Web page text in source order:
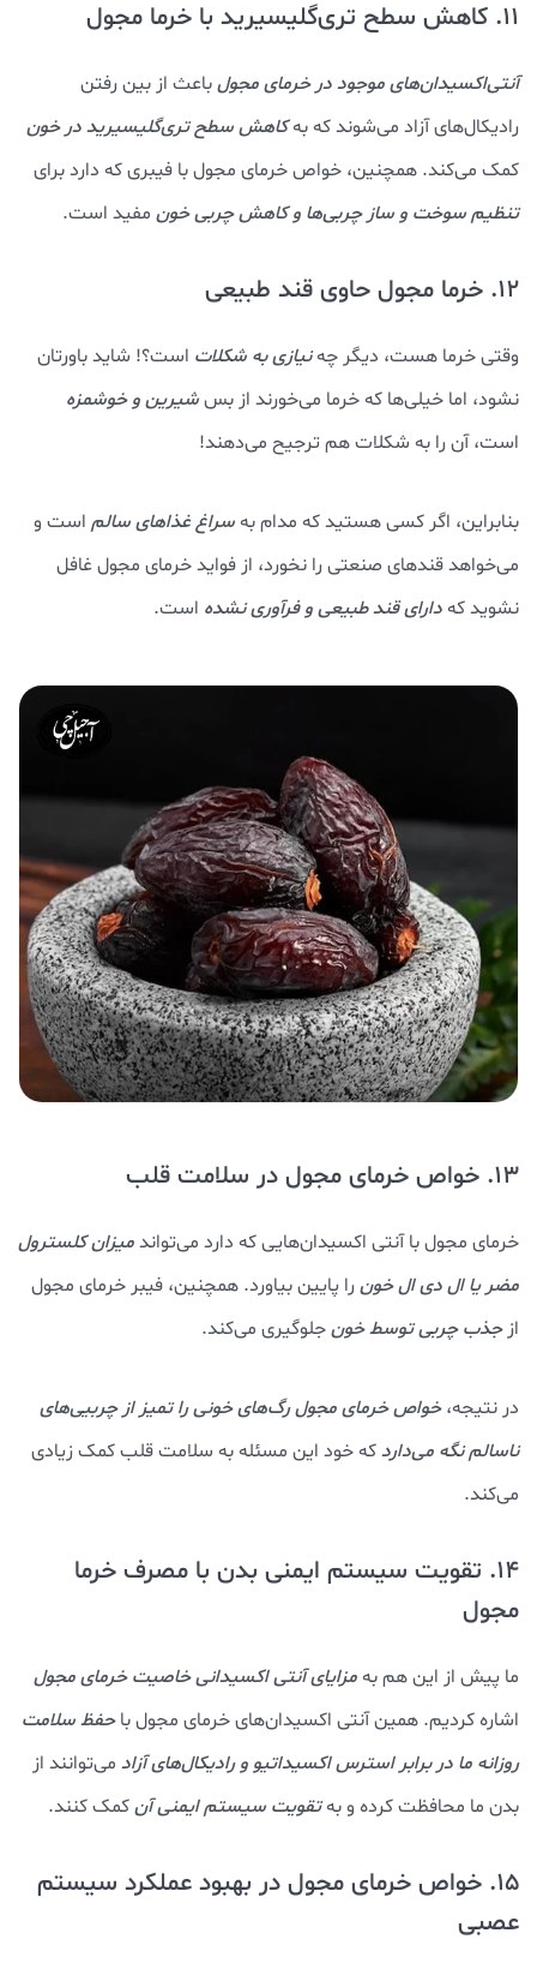
11. کاهش سطح تری‌گلیسیرید با خرما مجول
آنتی‌اکسیدان‌های موجود در خرمای مجولباعث از بین رفتن
رادیکال‌های آزاد می‌شوند که بهکاهش سطح تری‌گلیسیرید در خون
کمک می‌کند. همچنین، خواص خرمای مجول با فیبری که دارد برای
تنظیم سوخت و ساز چربی‌ها و کاهش چربی خون مفید است.
12. خرما مجول حاوی قند طبیعی
وقتی خرما هست، دیگر چهنیازی به شکلات است؟! شاید باورتان
نشود، اما خیلی‌ها که خرما می‌خورند از بسشیرین و خوشمزه
است، آن را به شکلات هم ترجیح می‌دهند!
بنابراین، اگر کسی هستید که مدام بهسراغ غذاهای سالم است و
می‌خواهد قندهای صنعتی را نخورد، از فواید خرمای مجول غافل
نشوید کهدارای قند طبیعی و فرآوری نشده است.
13. خواص خرمای مجول در سلامت قلب
خرمای مجول با آنتی اکسیدان‌هایی که دارد می‌تواندمیزان کلسترول
مضر یا ال دی ال خون را پایین بیاورد. همچنین، فیبر خرمای مجول
ازجذب چربی توسط خونجلوگیری می‌کند.
در نتیجه،خواص خرمای مجول رگ‌های خونی را تمیز از چربیی‌های
ناسالم نگه می‌داردکه خود این مسئله به سلامت قلب کمک زیادی
می‌کند.
14. تقویت سیستم ایمنی بدن با مصرف خرما
مجول
ما پیش از این هم بهمزایای آنتی اکسیدانی خاصیت خرمای مجول
اشاره کردیم. همین آنتی اکسیدان‌های خرمای مجول باحفظ سلامت
روزانه ما در برابر استرس اکسیداتیو و رادیکال‌های آزاد می‌توانند از
بدن ما محافظت کرده و بهتقویت سیستم ایمنی آنکمک کنند.
15. خواص خرمای مجول در بهبود عملکرد سیستم
عصبی